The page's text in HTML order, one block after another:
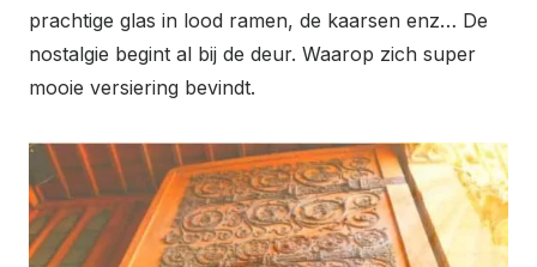
prachtige glas in lood ramen, de kaarsen enz… De
nostalgie begint al bij de deur. Waarop zich super
mooie versiering bevindt.